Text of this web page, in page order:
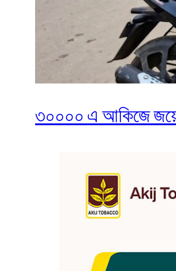
৩০০০০ এ আকিজে